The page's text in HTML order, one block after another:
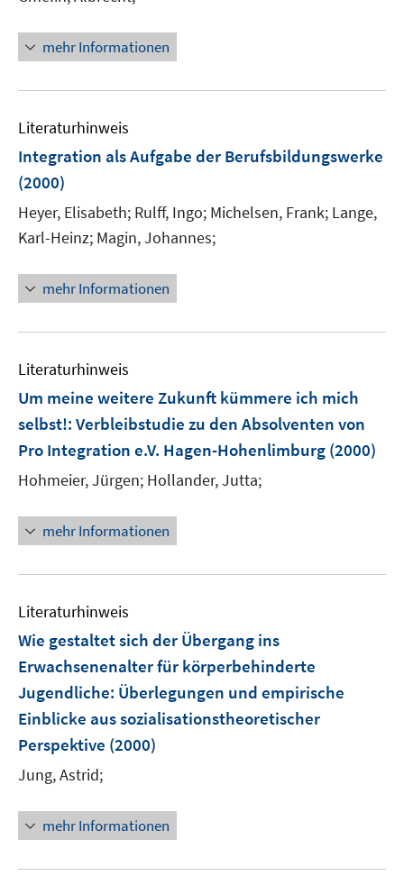
mehr Informationen
Literaturhinweis
Integration als Aufgabe der Berufsbildungswerke
(2000)
Heyer, Elisabeth; Rulff, Ingo; Michelsen, Frank; Lange,
Karl-Heinz; Magin, Johannes;
mehr Informationen
Literaturhinweis
Um meine weitere Zukunft kümmere ich mich
selbst!: Verbleibstudie zu den Absolventen von
Pro Integration e.V. Hagen-Hohenlimburg (2000)
Hohmeier, Jürgen; Hollander, Jutta;
mehr Informationen
Literaturhinweis
Wie gestaltet sich der Übergang ins
Erwachsenenalter für körperbehinderte
Jugendliche: Überlegungen und empirische
Einblicke aus sozialisationstheoretischer
Perspektive (2000)
Jung, Astrid;
mehr Informationen